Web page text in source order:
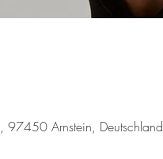
97450 Arnstein, Deutschland